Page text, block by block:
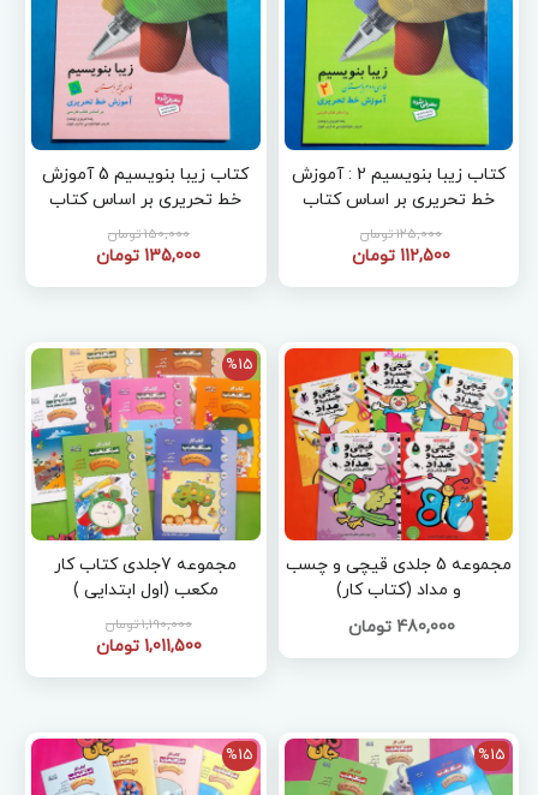
کتاب زیبا بنویسیم 2 : آموزش
خط تحریری بر اساس کتاب
فارسی
125,000 تومان
112,500 تومان
کتاب زیبا بنویسیم 5 آموزش
خط تحریری بر اساس کتاب
فارسی150,000 تومان
135,000 تومان
مجموعه 5 جلدی قیچی و چسب
و مداد (کتاب کار)
480,000 تومان
%15
مجموعه 7جلدی کتاب کار
مکعب (اول ابتدایی )
1,190,000 تومان
1,011,500 تومان
%15
%15